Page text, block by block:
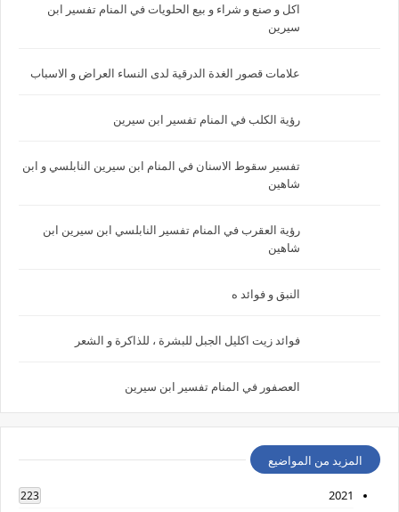
اكل و صنع و شراء و بيع الحلويات في المنام تفسير ابن
سيرين
علامات قصور الغدة الدرقية لدى النساء العراض و الاسباب
رؤية الكلب في المنام تفسير ابن سيرين
تفسير سقوط الاسنان في المنام ابن سيرين النابلسي و ابن
شاهين
رؤية العقرب في المنام تفسير النابلسي ابن سيرين ابن
شاهين
النبق و فوائد ه
فوائد زيت اكليل الجبل للبشرة ، للذاكرة و الشعر
العصفور في المنام تفسير ابن سيرين
المزيد من المواضيع
2021
223